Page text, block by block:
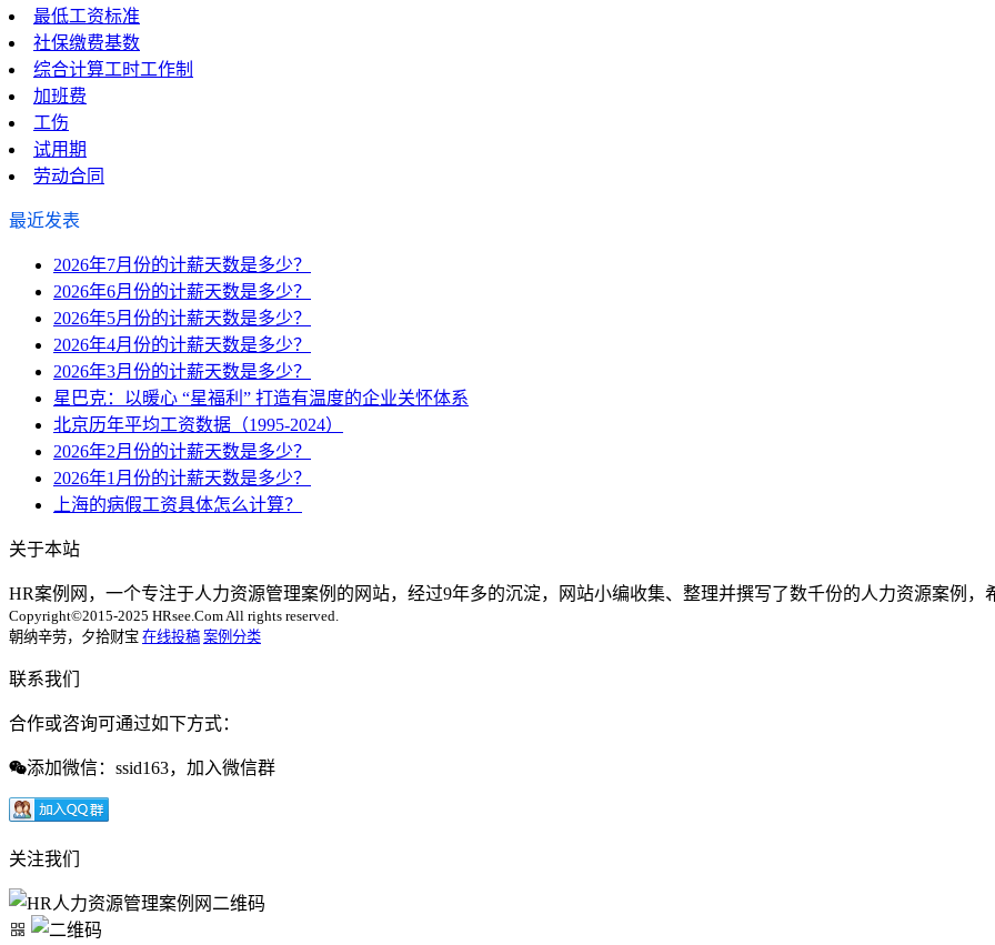
最低工资标准
社保缴费基数
综合计算工时工作制
加班费
工伤
试用期
劳动合同
最近发表
2026年7月份的计薪天数是多少？
2026年6月份的计薪天数是多少？
2026年5月份的计薪天数是多少？
2026年4月份的计薪天数是多少？
2026年3月份的计薪天数是多少？
星巴克：以暖心 “星福利” 打造有温度的企业关怀体系
北京历年平均工资数据（1995-2024）
2026年2月份的计薪天数是多少？
2026年1月份的计薪天数是多少？
上海的病假工资具体怎么计算？
关于本站
HR案例网，一个专注于人力资源管理案例的网站，经过9年多的沉淀，网站小编收集、整理并撰写了数千份的人力资源案例
Copyright©2015-2025 HRsee.Com All rights reserved.
朝纳辛劳，夕拾财宝 在线投稿 案例分类
联系我们
合作或咨询可通过如下方式：
添加微信：ssid163，加入微信群
关注我们